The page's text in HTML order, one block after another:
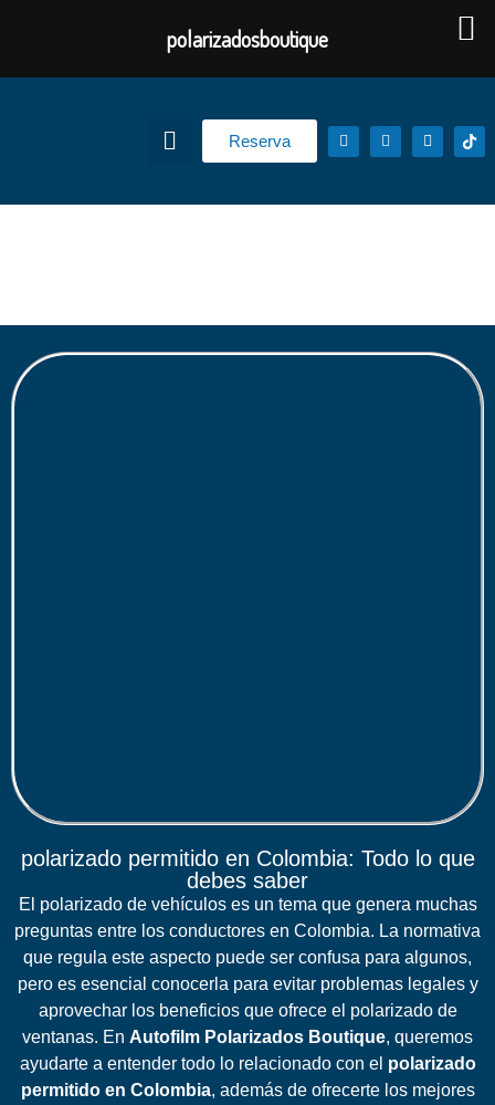
Reserva
polarizado permitido en Colombia​: Todo lo que
debes saber
El polarizado de vehículos es un tema que genera muchas
preguntas entre los conductores en Colombia. La normativa
que regula este aspecto puede ser confusa para algunos,
pero es esencial conocerla para evitar problemas legales y
aprovechar los beneficios que ofrece el polarizado de
ventanas. En Autofilm Polarizados Boutique, queremos
ayudarte a entender todo lo relacionado con el polarizado
permitido en Colombia, además de ofrecerte los mejores
polarizadosboutique